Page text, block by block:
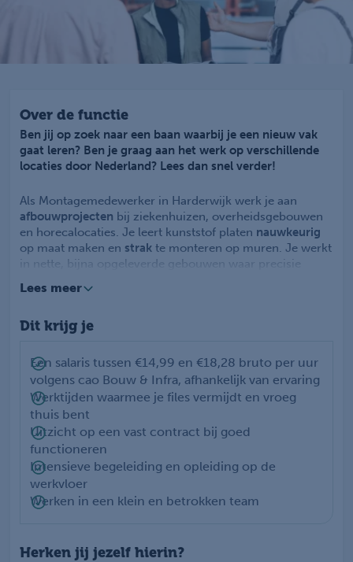
Over de functie
Ben jij op zoek naar een baan waarbij je een nieuw vak
gaat leren? Ben je graag aan het werk op verschillende
locaties door Nederland? Lees dan snel verder!
Als Montagemedewerker in Harderwijk werk je aan
afbouwprojecten bij ziekenhuizen, overheidsgebouwen
en horecalocaties. Je leert kunststof platen nauwkeurig
op maat maken en strak te monteren op muren. Je werkt
in nette, bijna opgeleverde gebouwen waar precisie
voor stap technische vaardigheden.
voor 16:00 uur terug. Zo houd je volop tijd over voor je
zodat je kunt doorgroeien tot zelfstandig
montagemedewerker. Parttime werken is mogelijk, maar
fulltime heeft de voorkeur.
Lees meer
Dit krijg je
Een salaris tussen €14,99 en €18,28 bruto per uur
volgens cao Bouw & Infra, afhankelijk van ervaring
Werktijden waarmee je files vermijdt en vroeg
thuis bent
Uitzicht op een vast contract bij goed
functioneren
Intensieve begeleiding en opleiding op de
werkvloer
Werken in een klein en betrokken team
Herken jij jezelf hierin?